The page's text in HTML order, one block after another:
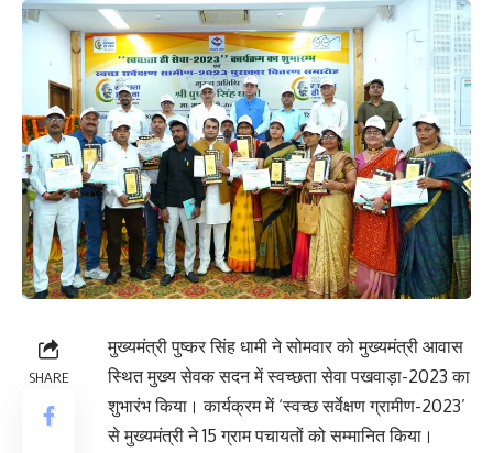
SHARE
मुख्यमंत्री पुष्कर सिंह धामी ने सोमवार को मुख्यमंत्री आवास
स्थित मुख्य सेवक सदन में स्वच्छता सेवा पखवाड़ा-2023 का
शुभारंभ किया। कार्यक्रम में ‘स्वच्छ सर्वेक्षण ग्रामीण-2023’
से मुख्यमंत्री ने 15 ग्राम पचायतों को सम्मानित किया।